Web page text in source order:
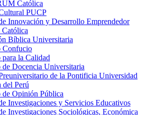
Católica
PUCP
Innovación y Desarrollo Emprendedor
Católica
Bíblica Universitaria
Confucio
la Calidad
de Docencia Universitaria
de la Pontificia Universidad
del Perú
de Opinión Pública
Investigaciones y Servicios Educativos
Investigaciones Sociológicas, Económica